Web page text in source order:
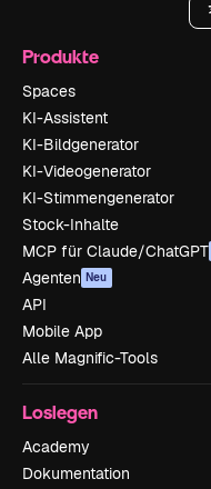
Produkte
Spaces
KI-Assistent
KI-Bildgenerator
KI-Videogenerator
KI-Stimmengenerator
Stock-Inhalte
MCP für Claude/ChatGPT
Agenten Neu
API
Mobile App
Alle Magnific-Tools
Loslegen
Academy
Dokumentation